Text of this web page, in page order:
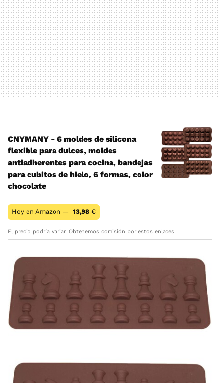
CNYMANY - 6 moldes de silicona
flexible para dulces, moldes
antiadherentes para cocina, bandejas
para cubitos de hielo, 6 formas, color
chocolate
Hoy en Amazon — 13,98 €
El precio podría variar. Obtenemos comisión por estos enlaces